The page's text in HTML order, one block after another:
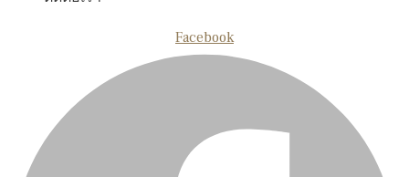
Facebook